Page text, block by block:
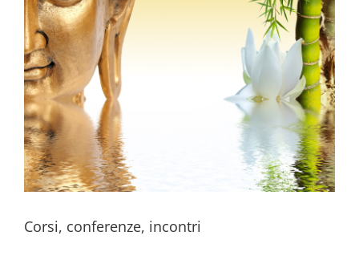
Corsi, conferenze, incontri